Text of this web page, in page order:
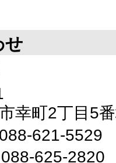
せ
幸町2丁目5
621-5529
625-2820